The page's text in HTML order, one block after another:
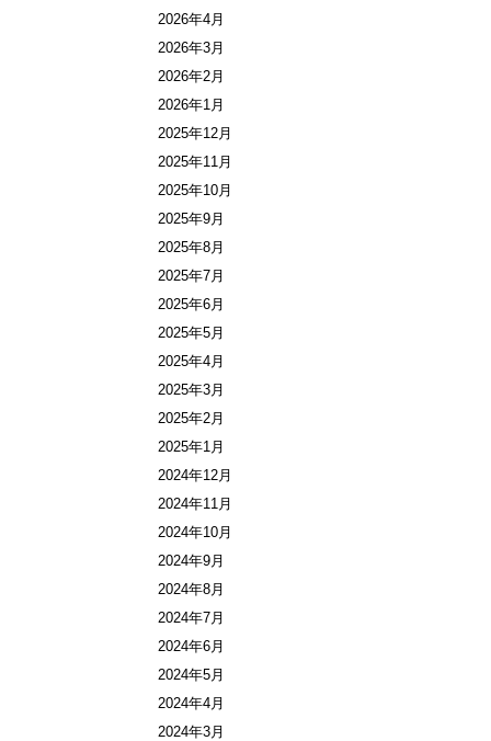
2026年4月
2026年3月
2026年2月
2026年1月
2025年12月
2025年11月
2025年10月
2025年9月
2025年8月
2025年7月
2025年6月
2025年5月
2025年4月
2025年3月
2025年2月
2025年1月
2024年12月
2024年11月
2024年10月
2024年9月
2024年8月
2024年7月
2024年6月
2024年5月
2024年4月
2024年3月